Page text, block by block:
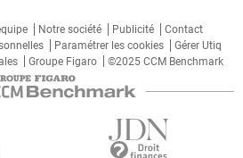
Notre société Publicité
Contact
Paramétrer les cookies
Gérer Utiq
Groupe Figaro ©2025 CCM Benchmark